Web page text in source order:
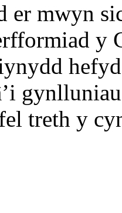
er mwyn
y
treth y